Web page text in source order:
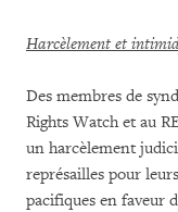
Harcèlement et
Des membres de
Rights Watch et au
un harcèlement
représailles pour
pacifiques en faveur